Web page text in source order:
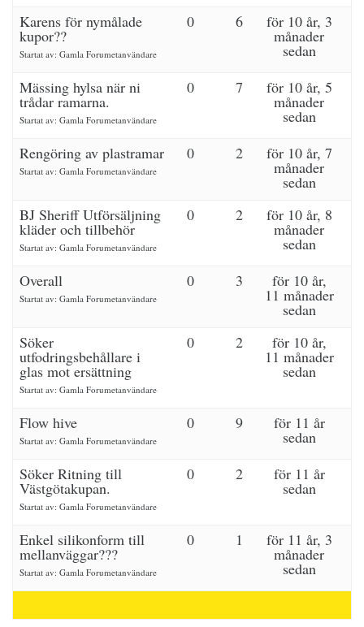
Karens för nymålade
kupor??
Startat av: Gamla Forumetanvändare
0 6 för 10 år, 3
månader
sedan
Mässing hylsa när ni
trådar ramarna.
Startat av: Gamla Forumetanvändare
0 7 för 10 år, 5
månader
sedan
Rengöring av plastramar
Startat av: Gamla Forumetanvändare
0 2 för 10 år, 7
månader
sedan
BJ Sheriff Utförsäljning
kläder och tillbehör
Startat av: Gamla Forumetanvändare
0 2 för 10 år, 8
månader
sedan
Overall
Startat av: Gamla Forumetanvändare
0 3 för 10 år,
11 månader
sedan
Söker
utfodringsbehållare i
glas mot ersättning
Startat av: Gamla Forumetanvändare
0 2 för 10 år,
11 månader
sedan
Flow hive
Startat av: Gamla Forumetanvändare
0 9 för 11 år
sedan
Söker Ritning till
Västgötakupan.
Startat av: Gamla Forumetanvändare
0 2 för 11 år
sedan
Enkel silikonform till
mellanväggar???
Startat av: Gamla Forumetanvändare
0 1 för 11 år, 3
månader
sedan